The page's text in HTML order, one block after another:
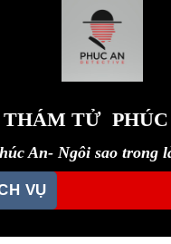
THÁM TỬ PHÚC
An- Ngôi sao trong
VỤ